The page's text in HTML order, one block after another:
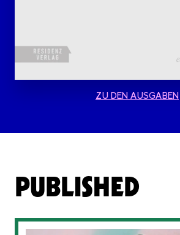
ZU DEN AUSGABEN
PUBLISHED